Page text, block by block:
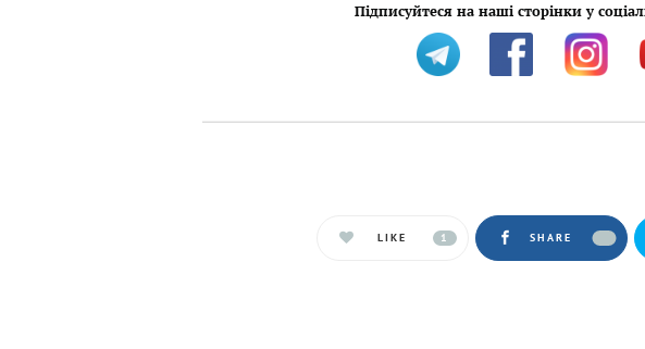
Підписуйтеся на наші сторінки у
LIKE 1 SHARE